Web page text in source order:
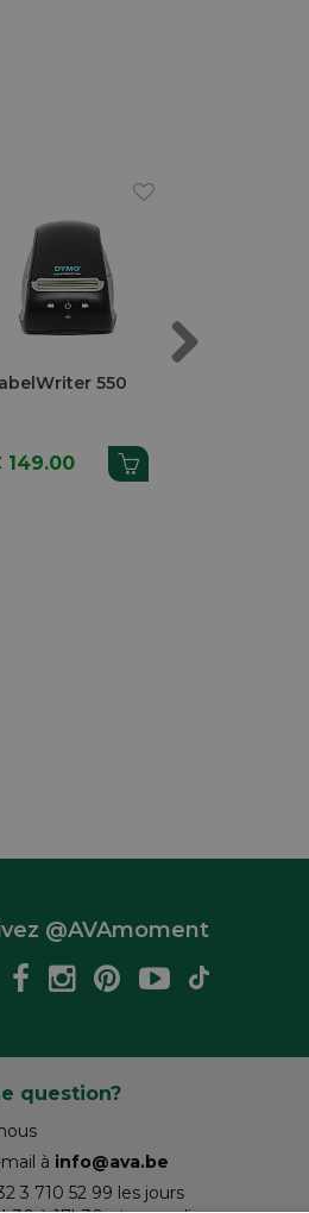
550
149.00
@AVAmoment
question?
à info@ava.be
3 710 52 99 les jours